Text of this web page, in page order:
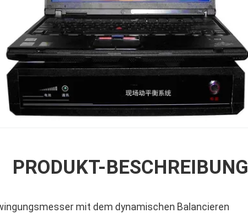
PRODUKT-BESCHREIBUNG
mit dem dynamischen Balancieren